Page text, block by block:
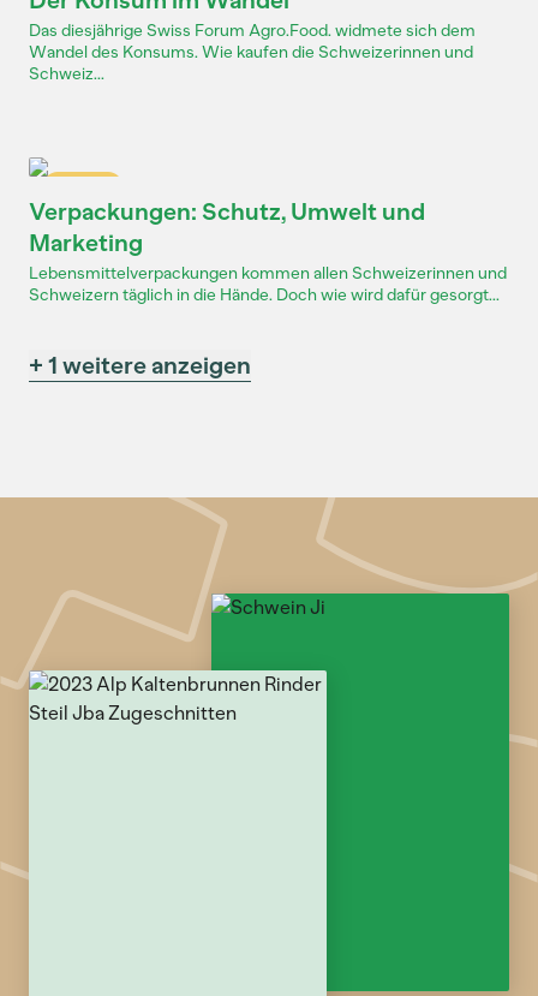
Das diesjährige Swiss Forum Agro.Food. widmete sich dem
Wandel des Konsums. Wie kaufen die Schweizerinnen und
Schweiz...
Verpackungen: Schutz, Umwelt und
Marketing
Lebensmittelverpackungen kommen allen Schweizerinnen und
Schweizern täglich in die Hände. Doch wie wird dafür gesorgt...
+ 1 weitere anzeigen